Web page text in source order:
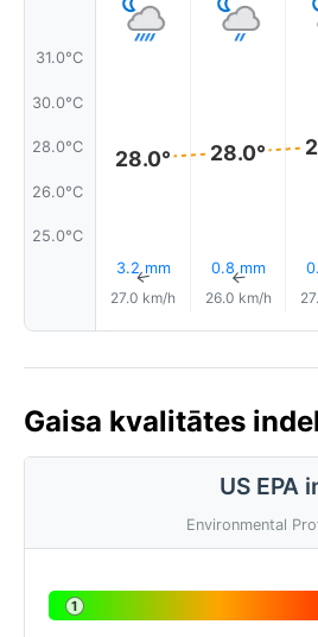
31.0°C
30.0°C
28.0°C
26.0°C
25.0°C
28.0°
3.2 mm
↑
27.0 km/h
28.0°
0.8 mm
↑
26.0 km/h
Gaisa kvalitātes
US EPA
Environmental
1